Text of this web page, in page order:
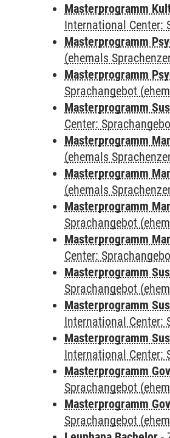
Masterprogramm
International Center:
Masterprogramm
(ehemals
Masterprogramm
Sprachangebot
Masterprogramm
Center:
Masterprogramm
(ehemals
Masterprogramm
(ehemals
Masterprogramm
Sprachangebot
Masterprogramm
Center:
Masterprogramm
Sprachangebot
Masterprogramm
International Center:
Masterprogramm
International Center:
Masterprogramm
Sprachangebot
Masterprogramm
Sprachangebot